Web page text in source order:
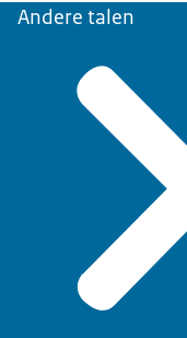
Andere talen